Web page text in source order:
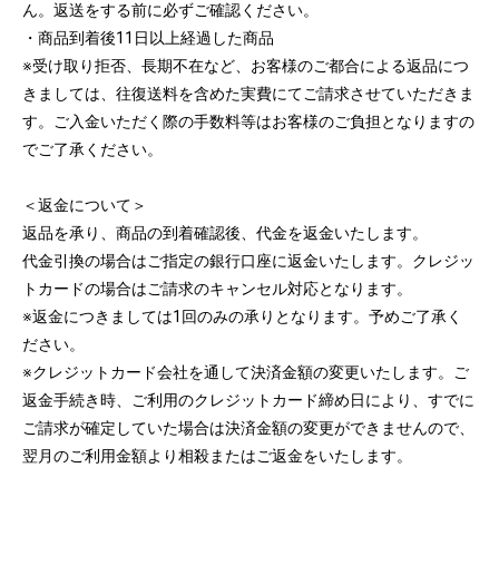
ん。返送をする前に必ずご確認ください。
・商品到着後11日以上経過した商品
※受け取り拒否、長期不在など、お客様のご都合による返品につ
きましては、往復送料を含めた実費にてご請求させていただきま
す。ご入金いただく際の手数料等はお客様のご負担となりますの
でご了承ください。
＜返金について＞
返品を承り、商品の到着確認後、代金を返金いたします。
代金引換の場合はご指定の銀行口座に返金いたします。クレジッ
トカードの場合はご請求のキャンセル対応となります。
※返金につきましては1回のみの承りとなります。予めご了承く
ださい。
※クレジットカード会社を通して決済金額の変更いたします。ご
返金手続き時、ご利用のクレジットカード締め日により、すでに
ご請求が確定していた場合は決済金額の変更ができませんので、
翌月のご利用金額より相殺またはご返金をいたします。